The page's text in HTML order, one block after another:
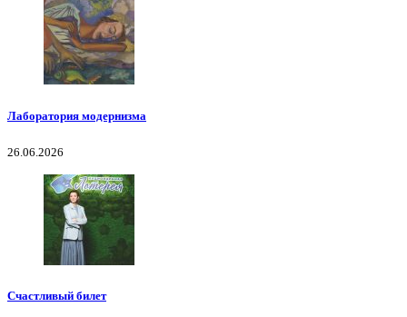
Лаборатория модернизма
26.06.2026
Счастливый билет